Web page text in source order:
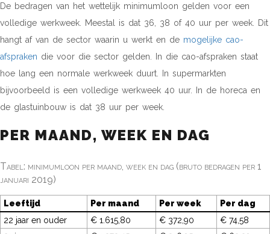
De bedragen van het wettelijk minimumloon gelden voor een
volledige werkweek. Meestal is dat 36, 38 of 40 uur per week. Dit
hangt af van de sector waarin u werkt en de mogelijke cao-
afspraken die voor die sector gelden. In die cao-afspraken staat
hoe lang een normale werkweek duurt. In supermarkten
bijvoorbeeld is een volledige werkweek 40 uur. In de horeca en
de glastuinbouw is dat 38 uur per week.
PER MAAND, WEEK EN DAG
Leeftijd Per maand Per week Per dag
Tabel: minimumloon per maand, week en dag (bruto bedragen per 1
januari 2019)
22 jaar en ouder € 1.615,80 € 372,90
€ 74,58